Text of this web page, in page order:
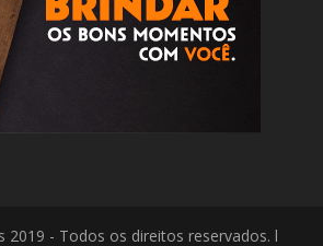
2019 - Todos os direitos reservados. l